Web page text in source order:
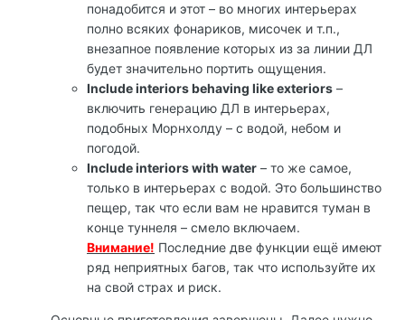
понадобится и этот – во многих интерьерах
полно всяких фонариков, мисочек и т.п.,
внезапное появление которых из за линии ДЛ
будет значительно портить ощущения.
Include interiors behaving like exteriors –
включить генерацию ДЛ в интерьерах,
подобных Морнхолду – с водой, небом и
погодой.
Include interiors with water – то же самое,
только в интерьерах с водой. Это большинство
пещер, так что если вам не нравится туман в
конце туннеля – смело включаем.
Внимание! Последние две функции ещё имеют
ряд неприятных багов, так что используйте их
на свой страх и риск.